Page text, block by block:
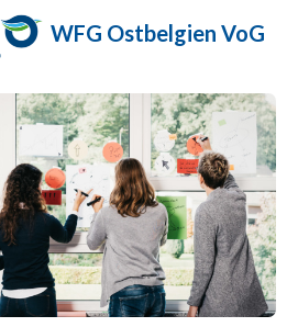
WFG Ostbelgien VoG